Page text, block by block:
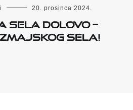
20. prosinca 2024.
sela Dolovo –
sela!